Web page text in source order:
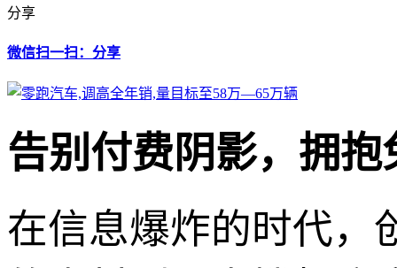
分享
微信扫一扫：分享
告别付费阴影，拥
在信息爆炸的时代，